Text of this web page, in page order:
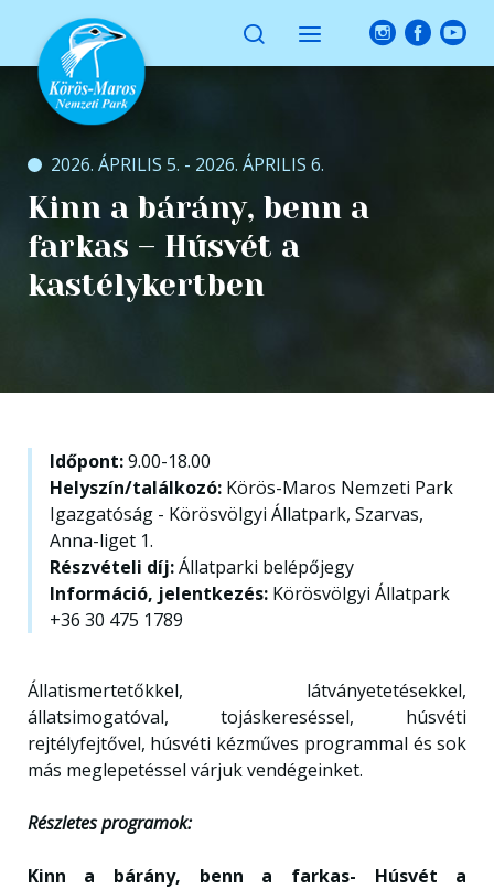
2026. ÁPRILIS 5. - 2026. ÁPRILIS 6.
Kinn a bárány, benn a
farkas – Húsvét a
kastélykertben
Időpont:9.00-18.00
Helyszín/találkozó:Körös-Maros Nemzeti Park
Igazgatóság - Körösvölgyi Állatpark, Szarvas,
Anna-liget 1.
Részvételi díj:Állatparki belépőjegy
Információ, jelentkezés:Körösvölgyi Állatpark
+36 30 475 1789
Állatismertetőkkel, látványetetésekkel,
állatsimogatóval, tojáskereséssel, húsvéti
rejtélyfejtővel, húsvéti kézműves programmal és sok
más meglepetéssel várjuk vendégeinket.
Részletes programok:
Kinn a bárány, benn a farkas- Húsvét a